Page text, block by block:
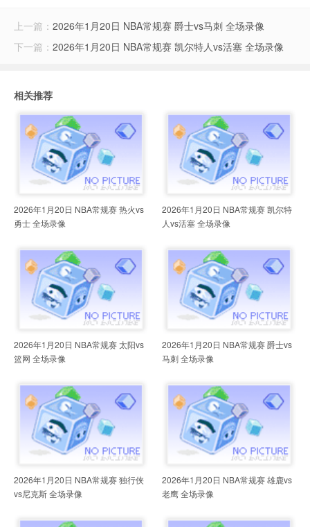
上一篇： 2026年1月20日 NBA常规赛 爵士vs马刺 全场录像
下一篇： 2026年1月20日 NBA常规赛 凯尔特人vs活塞 全场录像
相关推荐
2026年1月20日 NBA常规赛 热火vs
勇士 全场录像
2026年1月20日 NBA常规赛 凯尔特
人vs活塞 全场录像
2026年1月20日 NBA常规赛 太阳vs
篮网 全场录像
2026年1月20日 NBA常规赛 爵士vs
马刺 全场录像
2026年1月20日 NBA常规赛 独行侠
vs尼克斯 全场录像
2026年1月20日 NBA常规赛 雄鹿vs
老鹰 全场录像